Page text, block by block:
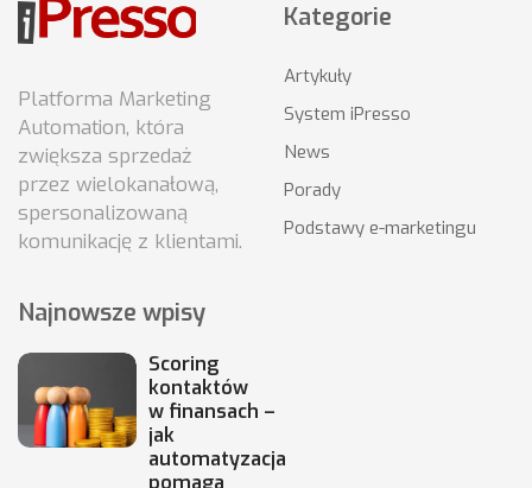
Platforma Marketing
Automation, która
zwiększa sprzedaż
przez wielokanałową,
spersonalizowaną
komunikację z klientami.
Kategorie
Artykuły
System iPresso
News
Porady
Podstawy e-marketingu
Najnowsze wpisy
Scoring
kontaktów
w finansach –
jak
automatyzacja